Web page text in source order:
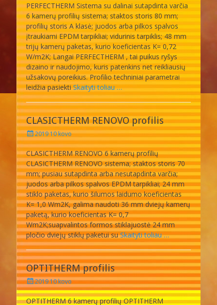
PERFECTHERM Sistema su dalinai sutapdinta varčia
6 kamerų profilių sistema; staktos storis 80 mm;
profilių storis A klasė; juodos arba pilkos spalvos
įtraukiami EPDM tarpikliai; vidurinis tarpiklis; 48 mm
trijų kamerų paketas, kurio koeficientas K= 0,72
W/m2K; Langai PERFECTHERM , tai puikus ryšys
dizaino ir naudojimo, kuris patenkins net reikliausių
užsakovų poreikius. Profilio techniniai parametrai
leidžia pasiektiSkaityti toliau …
CLASICTHERM RENOVO profilis
Posted
on
2019 10 kovo
CLASICTHERM RENOVO 6 kamerų profilių
CLASICTHERM RENOVO sistema; staktos storis 70
mm; pusiau sutapdinta arba nesutapdinta varčia;
juodos arba pilkos spalvos EPDM tarpikliai; 24 mm
stiklo paketas, kurio šilumos laidumo koeficientas
K= 1,0 Wm2K, galima naudoti 36 mm dviejų kamerų
paketą, kurio koeficientas K= 0,7
Wm2K;suapvalintos formos stiklajuostė 24 mm
pločio dviejų stiklų paketui suSkaityti toliau …
OPTITHERM profilis
Posted
on
2019 10 kovo
OPTITHERM 6 kamerų profilių OPTITHERM